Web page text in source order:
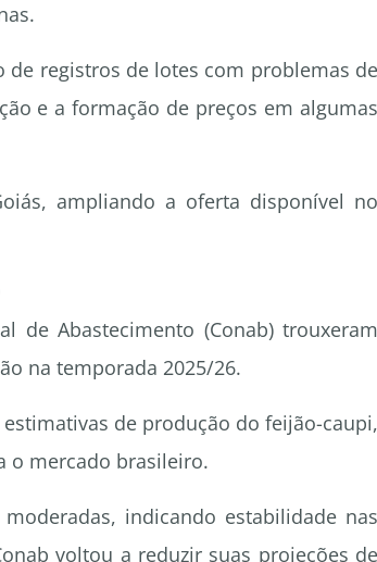
de registros de lotes com problemas de
e a formação de preços em algumas
ampliando a oferta disponível no
de Abastecimento (Conab) trouxeram
na temporada 2025/26.
de produção do feijão-caupi,
o mercado brasileiro.
indicando estabilidade nas
voltou a reduzir suas projeções de